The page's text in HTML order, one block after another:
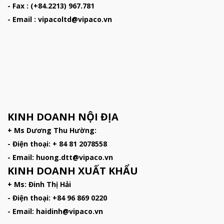
- Fax : (+84.2213) 967.781
- Email : vipacoltd@vipaco.vn
KINH DOANH NỘI ĐỊA
+ Ms Dương Thu Hường:
- Điện thoại: + 84 81 2078558
- Email: huong.dtt@vipaco.vn
KINH DOANH XUẤT KHẨU
+ Ms: Đinh Thị Hải
- Điện thoại: +84 96 869 0220
- Email: haidinh@vipaco.vn